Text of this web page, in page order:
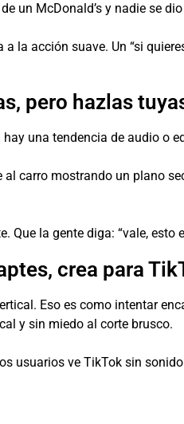
un McDonald’s y nadie se
la acción suave. Un “si
pero hazlas
una tendencia de audio o
carro mostrando un plano
Que la gente diga: “vale, esto
crea para
Eso es como intentar
y sin miedo al corte brusco.
usuarios ve TikTok sin